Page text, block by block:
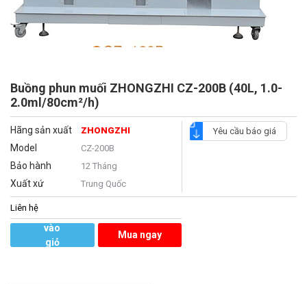
Buồng phun muối ZHONGZHI CZ-200B (40L, 1.0-
2.0ml/80cm²/h)
Hãng sản xuất ZHONGZHI
Model CZ-200B
Bảo hành 12 Tháng
Xuất xứ Trung Quốc
Yêu cầu báo giá
Liên hệ
vào
giỏ
Mua ngay